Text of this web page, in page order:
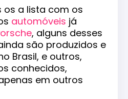
os a lista com os
automóveis já
, alguns desses
são produzidos e
Brasil, e outros,
conhecidos,
em outros